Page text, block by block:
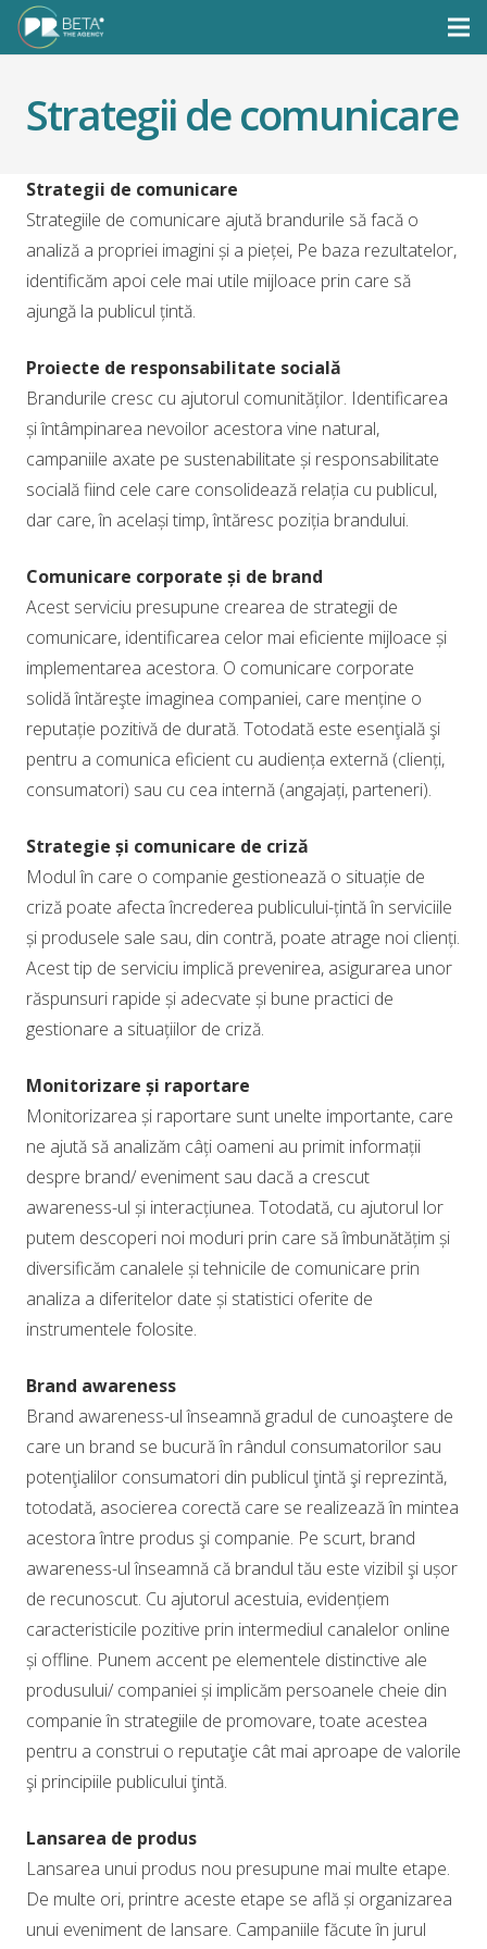
Strategii de comunicare
Strategii de comunicare
Strategiile de comunicare ajută brandurile să facă o
analiză a propriei imagini și a pieței, Pe baza rezultatelor,
identificăm apoi cele mai utile mijloace prin care să
ajungă la publicul țintă.
Proiecte de responsabilitate socială
Brandurile cresc cu ajutorul comunităților. Identificarea
și întâmpinarea nevoilor acestora vine natural,
campaniile axate pe sustenabilitate și responsabilitate
socială fiind cele care consolidează relația cu publicul,
dar care, în același timp, întăresc poziția brandului.
Comunicare corporate și de brand
Acest serviciu presupune crearea de strategii de
comunicare, identificarea celor mai eficiente mijloace și
implementarea acestora. O comunicare corporate
solidă întăreşte imaginea companiei, care menține o
reputație pozitivă de durată. Totodată este esenţială şi
pentru a comunica eficient cu audiența externă (clienți,
consumatori) sau cu cea internă (angajați, parteneri).
Strategie și comunicare de criză
Modul în care o companie gestionează o situație de
criză poate afecta încrederea publicului-țintă în serviciile
și produsele sale sau, din contră, poate atrage noi clienți.
Acest tip de serviciu implică prevenirea, asigurarea unor
răspunsuri rapide și adecvate și bune practici de
gestionare a situațiilor de criză.
Monitorizare și raportare
Monitorizarea și raportare sunt unelte importante, care
ne ajută să analizăm câți oameni au primit informații
despre brand/ eveniment sau dacă a crescut
awareness-ul și interacțiunea. Totodată, cu ajutorul lor
putem descoperi noi moduri prin care să îmbunătățim și
diversificăm canalele și tehnicile de comunicare prin
analiza a diferitelor date și statistici oferite de
instrumentele folosite.
Brand awareness
Brand awareness-ul înseamnă gradul de cunoaştere de
care un brand se bucură în rândul consumatorilor sau
potenţialilor consumatori din publicul ţintă şi reprezintă,
totodată, asocierea corectă care se realizează în mintea
acestora între produs şi companie. Pe scurt, brand
awareness-ul înseamnă că brandul tău este vizibil şi ușor
de recunoscut. Cu ajutorul acestuia, evidențiem
caracteristicile pozitive prin intermediul canalelor online
și offline. Punem accent pe elementele distinctive ale
produsului/ companiei și implicăm persoanele cheie din
companie în strategiile de promovare, toate acestea
pentru a construi o reputaţie cât mai aproape de valorile
şi principiile publicului ţintă.
Lansarea de produs
Lansarea unui produs nou presupune mai multe etape.
De multe ori, printre aceste etape se află și organizarea
unui eveniment de lansare. Campaniile făcute în jurul